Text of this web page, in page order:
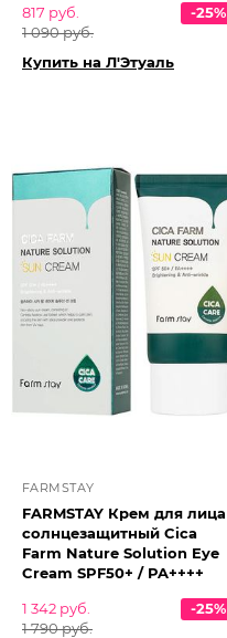
817 руб.
1 090 руб.
-25%
Купить на Л'Этуаль
FARMSTAY
FARMSTAY Крем для лица
солнцезащитный Cica
Farm Nature Solution Eye
Cream SPF50+ / PA++++
1 342 руб.
1 790 руб.
-25%